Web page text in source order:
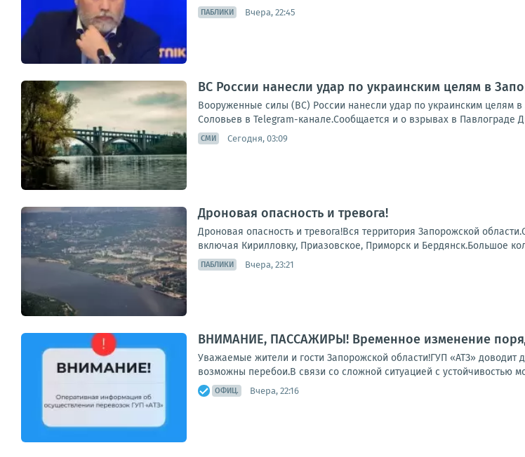
ПАБЛИКИ Вчера, 22:45
ВС России нанесли удар по украинским целям в
Вооруженные силы (ВС) России нанесли удар по украинским целям
Соловьев в Telegram-канале.Сообщается и о взрывах в Павлограде
СМИ Сегодня, 03:09
Дроновая опасность и тревога!
Дроновая опасность и тревога!Вся территория Запорожской
включая Кирилловку, Приазовское, Приморск и Бердянск.Большое
ПАБЛИКИ Вчера, 23:21
ВНИМАНИЕ, ПАССАЖИРЫ! Временное изменение
Уважаемые жители и гости Запорожской области!ГУП «АТЗ» доводит
возможны перебои.В связи со сложной ситуацией с устойчивостью
ОФИЦ. Вчера, 22:16